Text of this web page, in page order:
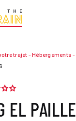
trajet -Hébergements -
EL